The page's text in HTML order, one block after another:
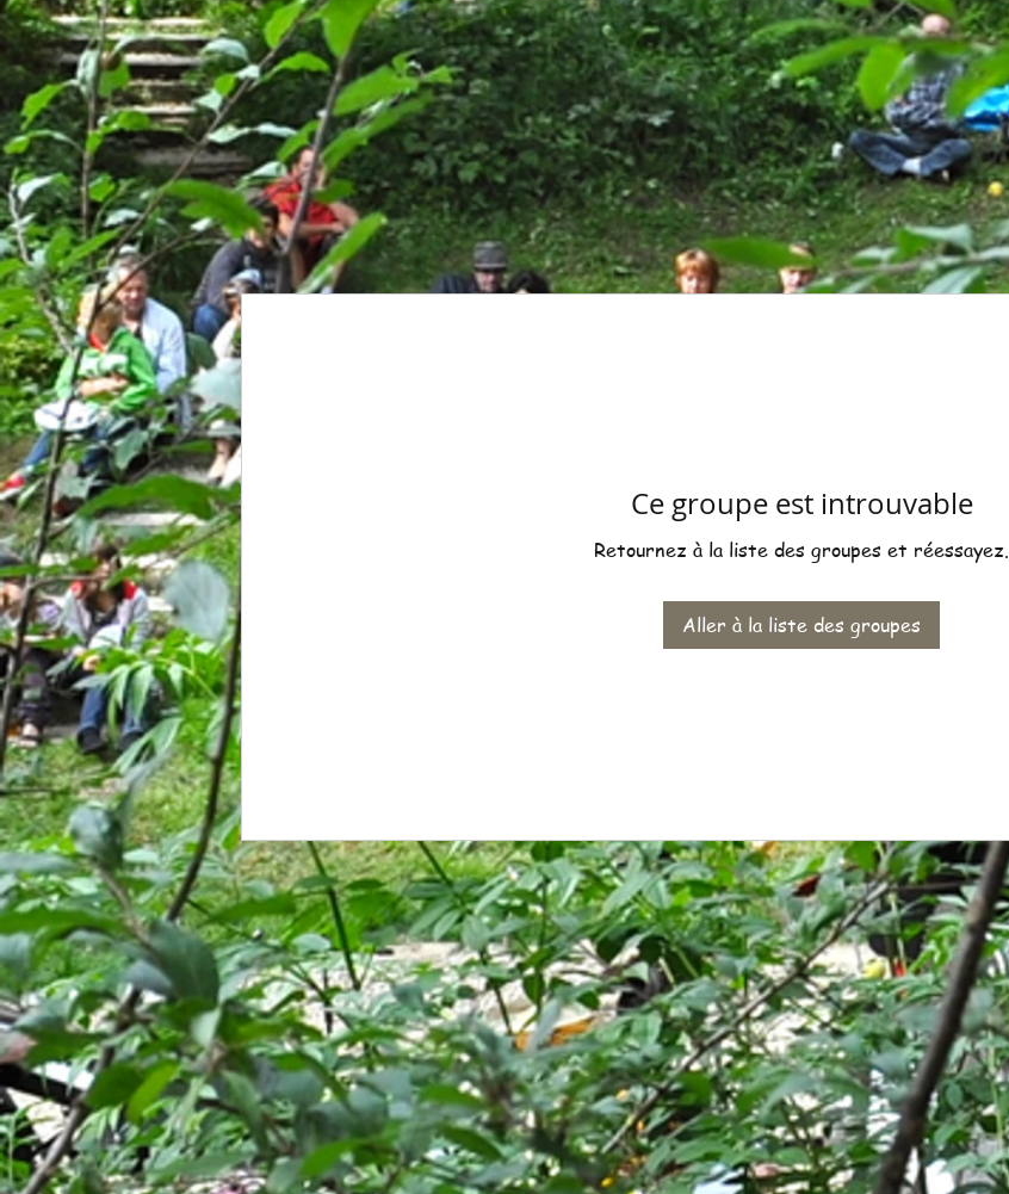
Ce groupe est introuvable
Retournez à la liste des groupes et réessayez.
Aller à la liste des groupes